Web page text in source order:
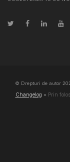
© Drepturi de autor
Changelog ● Prin